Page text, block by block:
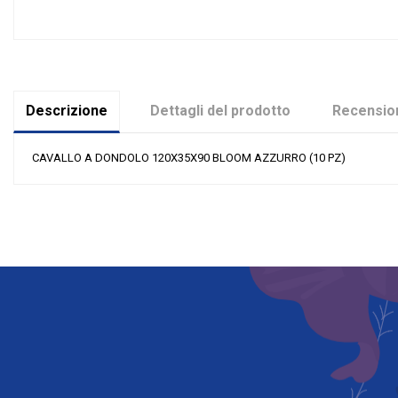
Descrizione Dettagli del prodotto
CAVALLO A DONDOLO 120X35X90 BLOOM AZZURRO (10 PZ)
Evento